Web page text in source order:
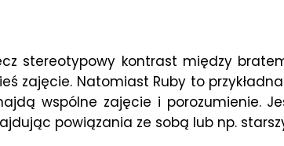
stereotypowy kontrast między
zajęcie. Natomiast Ruby to
wspólne zajęcie i porozumienie.
powiązania ze sobą lub np.